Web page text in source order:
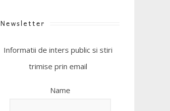
Newsletter
Informatii de inters public si stiri
trimise prin email
Name